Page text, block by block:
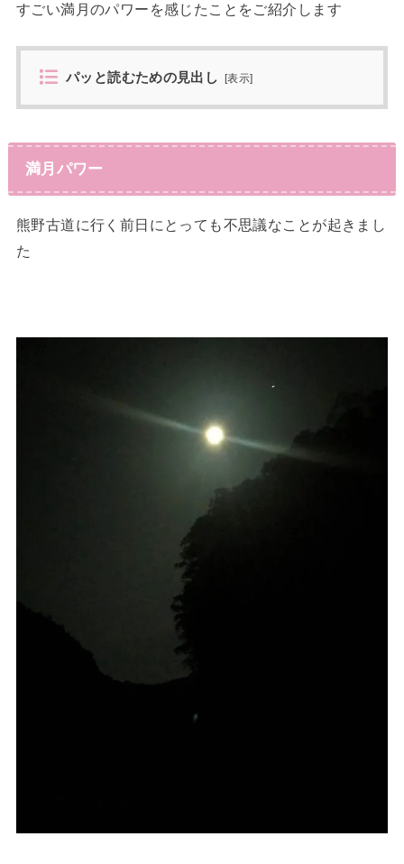
すごい満月のパワーを感じたことをご紹介します
パッと読むための見出し [表示]
満月パワー
熊野古道に行く前日にとっても不思議なことが起きまし
た